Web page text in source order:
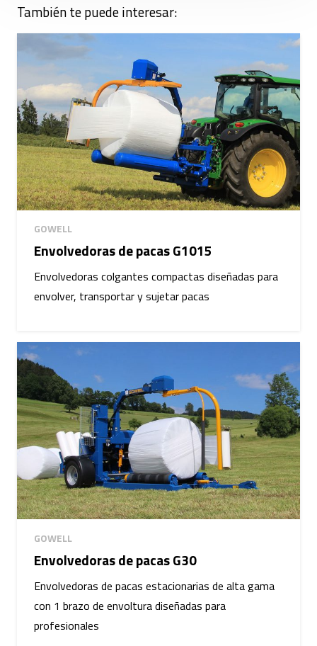
También te puede interesar:
GOWELL
Envolvedoras de pacas G1015
Envolvedoras colgantes compactas diseñadas para
envolver, transportar y sujetar pacas
GOWELL
Envolvedoras de pacas G30
Envolvedoras de pacas estacionarias de alta gama
con 1 brazo de envoltura diseñadas para
profesionales